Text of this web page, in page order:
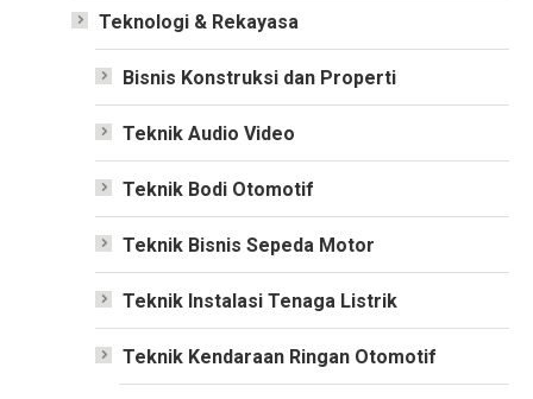
Teknologi & Rekayasa
Bisnis Konstruksi dan Properti
Teknik Audio Video
Teknik Bodi Otomotif
Teknik Bisnis Sepeda Motor
Teknik Instalasi Tenaga Listrik
Teknik Kendaraan Ringan Otomotif